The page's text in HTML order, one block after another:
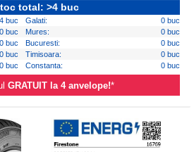
total: >4 buc
buc Galati:
0 buc
0 buc Mures:
0 buc
0 buc Bucuresti:
0 buc
0 buc Timisoara:
0 buc
0 buc Constanta: 0 buc
GRATUIT la 4 anvelope!*